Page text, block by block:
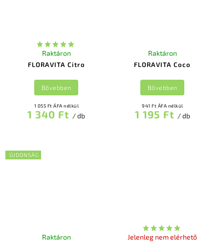
FLORAVITA Citro
Raktáron
1 055 Ft ÁFA nélkül
1 340 Ft / db
Bővebben
FLORAVITA Coco
Raktáron
941 Ft ÁFA nélkül
1 195 Ft / db
Bővebben
ÚJDONSÁG
Raktáron Jelenleg nem elérhető